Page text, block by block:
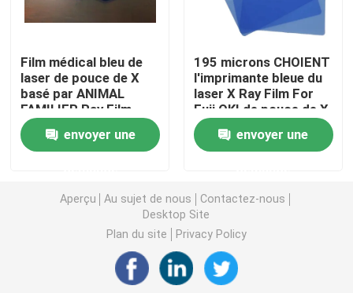
Film de rayon de l'ANIMAL FAMILIER X
Films d'écran en soie
Film de transfert de chaleur
film thermique médical
Film médical bleu de
laser de pouce de X
basé par ANIMAL
FAMILIER Ray Film
8x10 pour la sortie
d'image numérique
envoyer une
195 microns CHOIENT
l'imprimante bleue du
laser X Ray Film For
Fuji OKI de pouce de X
Ray Film 10x12
envoyer une
Aperçu Au sujet de nous
Contactez-nous
Desktop Site
Plan du site
Privacy Policy